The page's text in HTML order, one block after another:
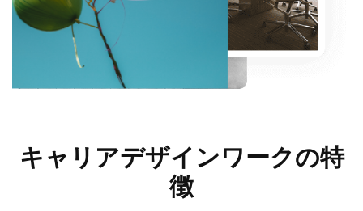
キャリアデザインワークの特
徴